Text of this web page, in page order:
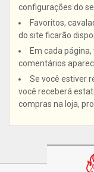
configurações do
Favoritos,
do site ficarão
Em cada
comentários
Se você estiver
você receberá
compras na loja,